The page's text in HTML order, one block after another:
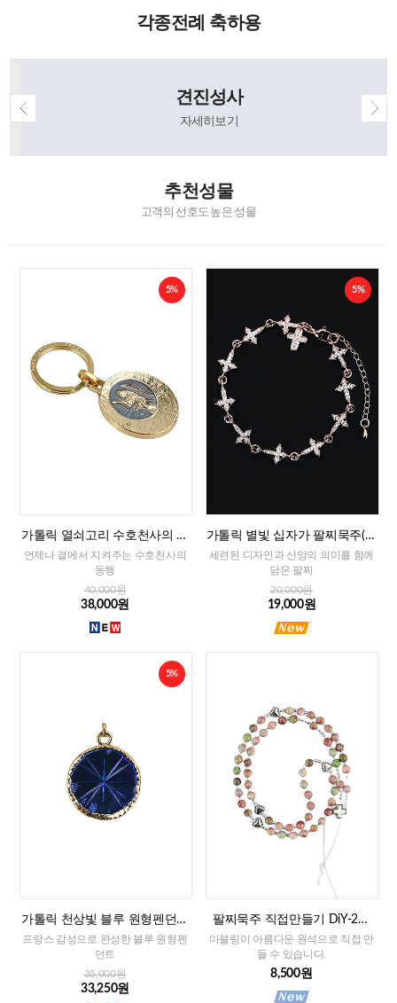
각종전례 축하용
견진성사
자세히보기
추천성물
고객의 선호도 높은 성물
5%
가톨릭 열쇠고리 수호천사의 축
복(프랑스)
언제나 곁에서 지켜주는 수호천사의
동행
40,000원
38,000원
5%
가톨릭 별빛 십자가 팔찌묵주(로
즈골드)
세련된 디자인과 신앙의 의미를 함께
담은 팔찌
20,000원
19,000원
5%
가톨릭 천상빛 블루 원형펜던트
(프랑스)
프랑스 감성으로 완성한 블루 원형펜
던트
35,000원
33,250원
팔찌묵주 직접만들기 DiY-2줄
팔찌묵주 화만옥 4mm
마블링이 아름다운 원석으로 직접 만
들 수 있습니다.
8,500원